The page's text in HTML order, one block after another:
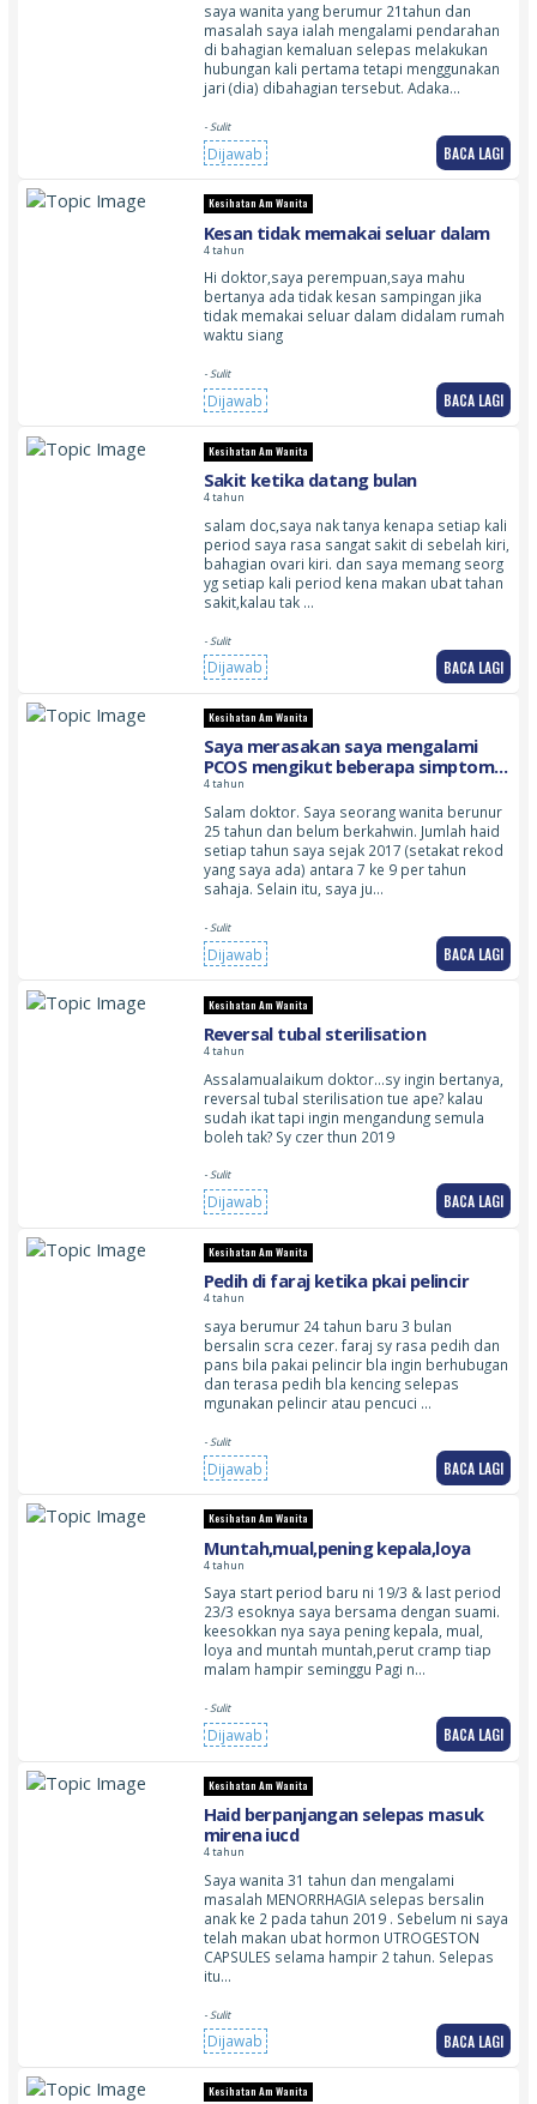
saya wanita yang berumur 21tahun dan
masalah saya ialah mengalami pendarahan
di bahagian kemaluan selepas melakukan
hubungan kali pertama tetapi menggunakan
jari (dia) dibahagian tersebut. Adaka…
- Sulit
Dijawab BACA LAGI
Kesihatan Am Wanita
Kesan tidak memakai seluar dalam
4 tahun
Hi doktor,saya perempuan,saya mahu
bertanya ada tidak kesan sampingan jika
tidak memakai seluar dalam didalam rumah
waktu siang
- Sulit
Dijawab BACA LAGI
Kesihatan Am Wanita
Sakit ketika datang bulan
4 tahun
salam doc,saya nak tanya kenapa setiap kali
period saya rasa sangat sakit di sebelah kiri,
bahagian ovari kiri. dan saya memang seorg
yg setiap kali period kena makan ubat tahan
sakit,kalau tak …
- Sulit
Dijawab BACA LAGI
Kesihatan Am Wanita
Saya merasakan saya mengalami
PCOS mengikut beberapa simptom
yang saya alami
4 tahun
Salam doktor. Saya seorang wanita berunur
25 tahun dan belum berkahwin. Jumlah haid
setiap tahun saya sejak 2017 (setakat rekod
yang saya ada) antara 7 ke 9 per tahun
sahaja. Selain itu, saya ju…
- Sulit
Dijawab BACA LAGI
Kesihatan Am Wanita
Reversal tubal sterilisation
4 tahun
Assalamualaikum doktor…sy ingin bertanya,
reversal tubal sterilisation tue ape? kalau
sudah ikat tapi ingin mengandung semula
boleh tak? Sy czer thun 2019
- Sulit
Dijawab BACA LAGI
Kesihatan Am Wanita
Pedih di faraj ketika pkai pelincir
4 tahun
saya berumur 24 tahun baru 3 bulan
bersalin scra cezer. faraj sy rasa pedih dan
pans bila pakai pelincir bla ingin berhubugan
dan terasa pedih bla kencing selepas
mgunakan pelincir atau pencuci …
- Sulit
Dijawab BACA LAGI
Kesihatan Am Wanita
Muntah,mual,pening kepala,loya
4 tahun
Saya start period baru ni 19/3 & last period
23/3 esoknya saya bersama dengan suami.
keesokkan nya saya pening kepala, mual,
loya and muntah muntah,perut cramp tiap
malam hampir seminggu Pagi n…
- Sulit
Dijawab BACA LAGI
Kesihatan Am Wanita
Haid berpanjangan selepas masuk
mirena iucd
4 tahun
Saya wanita 31 tahun dan mengalami
masalah MENORRHAGIA selepas bersalin
anak ke 2 pada tahun 2019 . Sebelum ni saya
telah makan ubat hormon UTROGESTON
CAPSULES selama hampir 2 tahun. Selepas
itu…
- Sulit
Dijawab BACA LAGI
Kesihatan Am Wanita